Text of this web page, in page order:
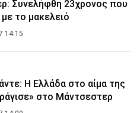
Συνελήφθη 23χρονος που
με το μακελειό
14:15
Η Ελλάδα στο αίμα της
στο Μάντσεστερ